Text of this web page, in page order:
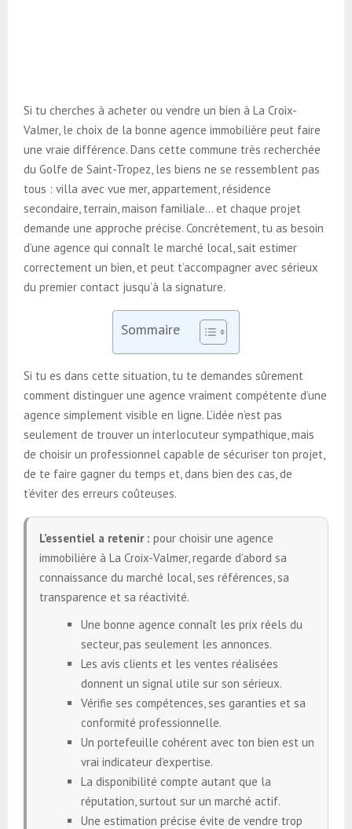
Si tu cherches à acheter ou vendre un bien à La Croix-
Valmer, le choix de la bonne agence immobilière peut faire
une vraie différence. Dans cette commune très recherchée
du Golfe de Saint-Tropez, les biens ne se ressemblent pas
tous : villa avec vue mer, appartement, résidence
secondaire, terrain, maison familiale… et chaque projet
demande une approche précise. Concrètement, tu as besoin
d’une agence qui connaît le marché local, sait estimer
correctement un bien, et peut t’accompagner avec sérieux
du premier contact jusqu’à la signature.
Sommaire
Si tu es dans cette situation, tu te demandes sûrement
comment distinguer une agence vraiment compétente d’une
agence simplement visible en ligne. L’idée n’est pas
seulement de trouver un interlocuteur sympathique, mais
de choisir un professionnel capable de sécuriser ton projet,
de te faire gagner du temps et, dans bien des cas, de
t’éviter des erreurs coûteuses.
L’essentiel a retenir : pour choisir une agence
immobilière à La Croix-Valmer, regarde d’abord sa
connaissance du marché local, ses références, sa
transparence et sa réactivité.
Une bonne agence connaît les prix réels du
secteur, pas seulement les annonces.
Les avis clients et les ventes réalisées
donnent un signal utile sur son sérieux.
Vérifie ses compétences, ses garanties et sa
conformité professionnelle.
Un portefeuille cohérent avec ton bien est un
vrai indicateur d’expertise.
La disponibilité compte autant que la
réputation, surtout sur un marché actif.
Une estimation précise évite de vendre trop